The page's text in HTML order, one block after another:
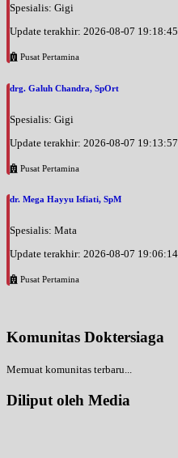
Spesialis: Gigi
Update terakhir: 2026-08-07 19:18:45
Pusat Pertamina
drg. Galuh Chandra, SpOrt
Spesialis: Gigi
Update terakhir: 2026-08-07 19:13:57
Pusat Pertamina
dr. Mega Hayyu Isfiati, SpM
Spesialis: Mata
Update terakhir: 2026-08-07 19:06:14
Pusat Pertamina
Komunitas Doktersiaga
Memuat komunitas terbaru...
Diliput oleh Media